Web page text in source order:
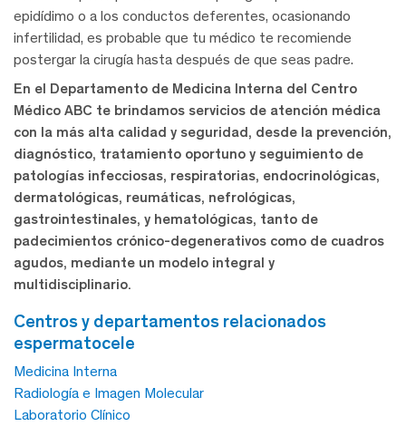
epidídimo o a los conductos deferentes, ocasionando
infertilidad, es probable que tu médico te recomiende
postergar la cirugía hasta después de que seas padre.
En el Departamento de Medicina Interna del Centro
Médico ABC te brindamos servicios de atención médica
con la más alta calidad y seguridad, desde la prevención,
diagnóstico, tratamiento oportuno y seguimiento de
patologías infecciosas, respiratorias, endocrinológicas,
dermatológicas, reumáticas, nefrológicas,
gastrointestinales, y hematológicas, tanto de
padecimientos crónico-degenerativos como de cuadros
agudos, mediante un modelo integral y
multidisciplinario.
centros y departamentos relacionados
espermatocele
Medicina Interna
Radiología e Imagen Molecular
Laboratorio Clínico